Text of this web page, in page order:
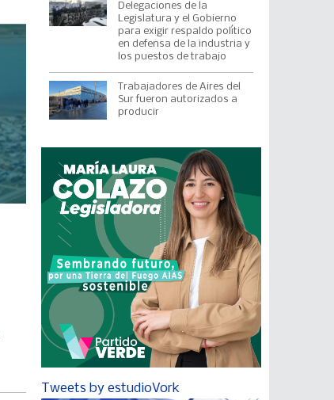
Delegaciones de la
Legislatura y el Gobierno
para exigir respaldo político
en defensa de la industria y
los puestos de trabajo
Trabajadores de Aires del
Sur fueron autorizados a
producir
Tweets by estudioVork